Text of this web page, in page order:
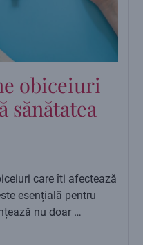
obiceiuri
sănătatea
care îti afectează
esențială pentru
nu doar …